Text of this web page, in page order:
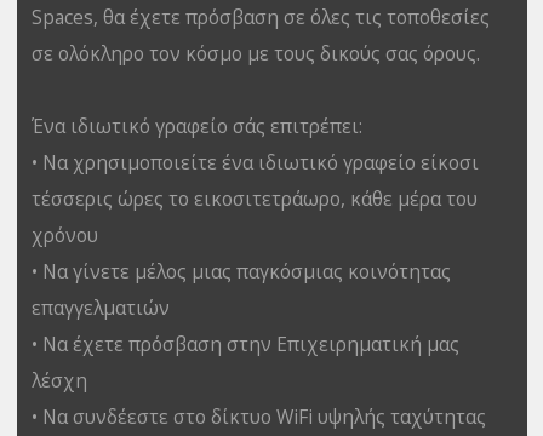
Spaces, θα έχετε πρόσβαση σε όλες τις τοποθεσίες
σε ολόκληρο τον κόσμο με τους δικούς σας όρους.
Ένα ιδιωτικό γραφείο σάς επιτρέπει:
• Να χρησιμοποιείτε ένα ιδιωτικό γραφείο είκοσι
τέσσερις ώρες το εικοσιτετράωρο, κάθε μέρα του
χρόνου
• Να γίνετε μέλος μιας παγκόσμιας κοινότητας
επαγγελματιών
• Να έχετε πρόσβαση στην Επιχειρηματική μας
λέσχη
• Να συνδέεστε στο δίκτυο WiFi υψηλής ταχύτητας